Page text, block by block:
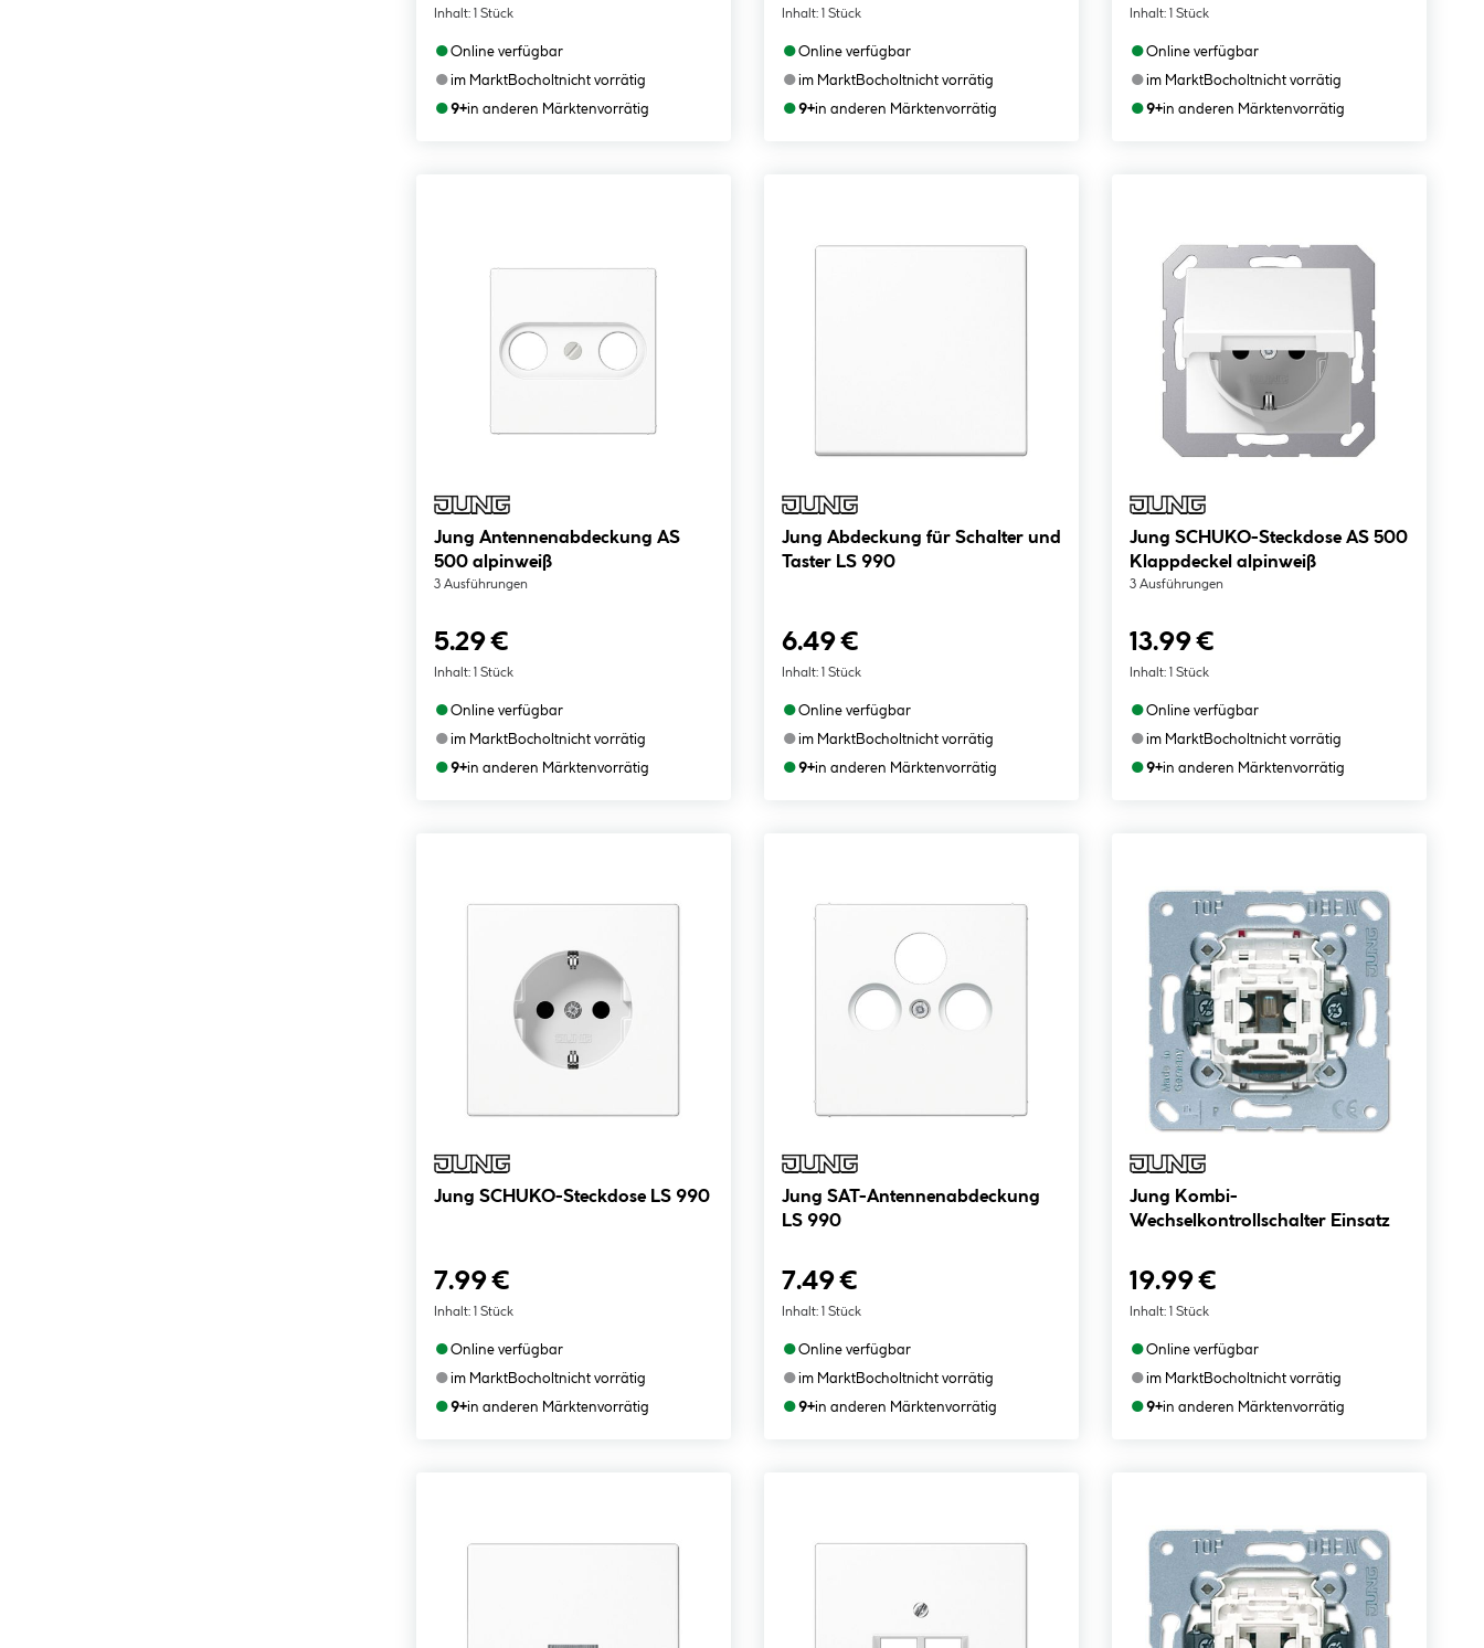
Inhalt: 1 Stück
●Online verfügbar
●im MarktBocholtnicht vorrätig
●9+in anderen Märktenvorrätig
Inhalt: 1 Stück
●Online verfügbar
●im MarktBocholtnicht vorrätig
●9+in anderen Märktenvorrätig
Inhalt: 1 Stück
●Online verfügbar
●im MarktBocholtnicht vorrätig
●9+in anderen Märktenvorrätig
Jung Antennenabdeckung AS
500 alpinweiß
3 Ausführungen
5.29 €
Inhalt: 1 Stück
●Online verfügbar
●im MarktBocholtnicht vorrätig
●9+in anderen Märktenvorrätig
Jung Abdeckung für Schalter und
Taster LS 990
6.49 €
Inhalt: 1 Stück
●Online verfügbar
●im MarktBocholtnicht vorrätig
●9+in anderen Märktenvorrätig
Jung SCHUKO-Steckdose AS 500
Klappdeckel alpinweiß
3 Ausführungen
13.99 €
Inhalt: 1 Stück
●Online verfügbar
●im MarktBocholtnicht vorrätig
●9+in anderen Märktenvorrätig
Jung SCHUKO-Steckdose LS 990
7.99 €
Inhalt: 1 Stück
●Online verfügbar
●im MarktBocholtnicht vorrätig
●9+in anderen Märktenvorrätig
Jung SAT-Antennenabdeckung
LS 990
7.49 €
Inhalt: 1 Stück
●Online verfügbar
●im MarktBocholtnicht vorrätig
●9+in anderen Märktenvorrätig
Jung Kombi-
Wechselkontrollschalter Einsatz
19.99 €
Inhalt: 1 Stück
●Online verfügbar
●im MarktBocholtnicht vorrätig
●9+in anderen Märktenvorrätig